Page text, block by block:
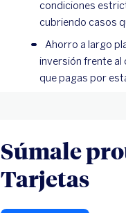
condiciones
cubriendo casos
Ahorro a largo
inversión frente al
que pagas por
Súmale
Tarjetas